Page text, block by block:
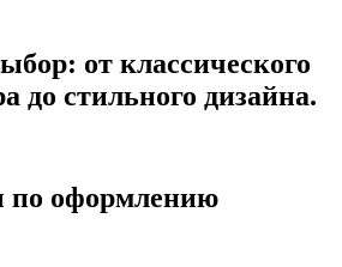
от классического
до стильного дизайна.
по оформлению